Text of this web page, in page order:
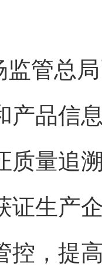
监管总
产品信
质量追
证生产
控，提